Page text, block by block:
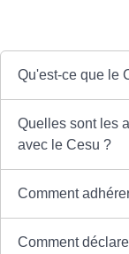
Qu'est-ce que le
Quelles sont les
avec le Cesu ?
Comment
Comment